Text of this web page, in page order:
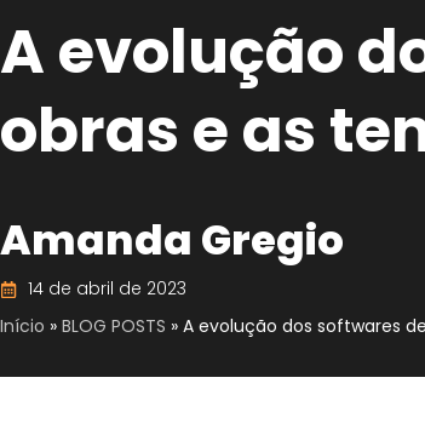
A evolução
obras e as
Amanda Gregio
14 de abril de 2023
Início » BLOG POSTS » A evolução dos softwares